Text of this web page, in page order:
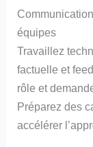
équipes
Travaillez
factuelle et
rôle et
Préparez des
accélérer